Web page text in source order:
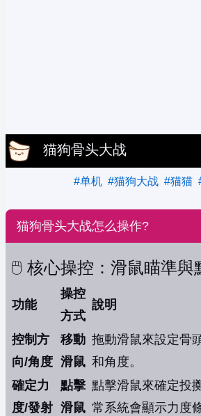
猫狗骨头大战
#单机 #猫狗大战 #猫猫
猫狗骨头大战怎么操作?
🖱️ 核心操控：滑鼠瞄準與
功能
操控
方式
說明
控制方
向/角度
移動
滑鼠
拖動滑鼠來設定骨
和角度。
確定力
度/發射
點擊
滑鼠
點擊滑鼠來確定投
常系統會顯示力度